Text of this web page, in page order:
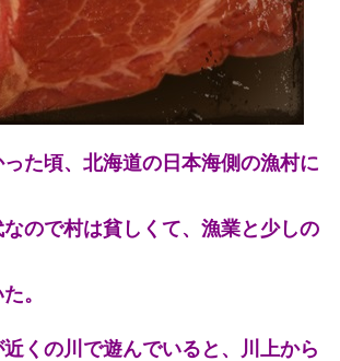
た頃、北海道の日本海側の漁村に
ので村は貧しくて、漁業と少しの
。
くの川で遊んでいると、川上から